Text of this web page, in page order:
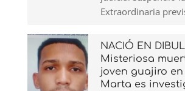
Extraordinaria
NACIÓ EN
Misteriosa
joven guajiro
Marta es